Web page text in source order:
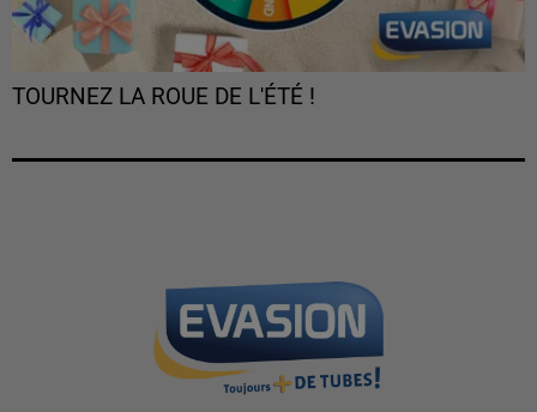
TOURNEZ LA ROUE DE L'ÉTÉ !